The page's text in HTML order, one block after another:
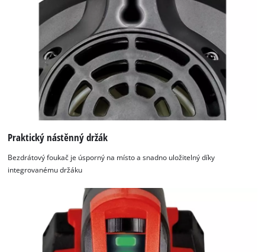
Praktický nástěnný držák
Bezdrátový foukač je úsporný na místo a snadno uložitelný díky
integrovanému držáku